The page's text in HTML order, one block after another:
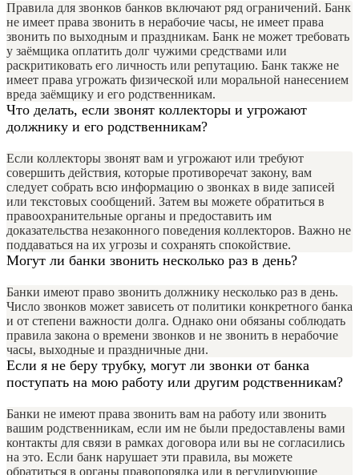
Правила для звонков банков включают ряд ограничений. Банк
не имеет права звонить в нерабочие часы, не имеет права
звонить по выходным и праздникам. Банк не может требовать
у заёмщика оплатить долг чужими средствами или
раскритиковать его личность или репутацию. Банк также не
имеет права угрожать физической или моральной нанесением
вреда заёмщику и его родственникам.
Что делать, если звонят коллекторы и угрожают
должнику и его родственникам?
Если коллекторы звонят вам и угрожают или требуют
совершить действия, которые противоречат закону, вам
следует собрать всю информацию о звонках в виде записей
или текстовых сообщений. Затем вы можете обратиться в
правоохранительные органы и предоставить им
доказательства незаконного поведения коллекторов. Важно не
поддаваться на их угрозы и сохранять спокойствие.
Могут ли банки звонить несколько раз в день?
Банки имеют право звонить должнику несколько раз в день.
Число звонков может зависеть от политики конкретного банка
и от степени важности долга. Однако они обязаны соблюдать
правила закона о времени звонков и не звонить в нерабочие
часы, выходные и праздничные дни.
Если я не беру трубку, могут ли звонки от банка
поступать на мою работу или другим родственникам?
Банки не имеют права звонить вам на работу или звонить
вашим родственникам, если им не были предоставлены вами
контакты для связи в рамках договора или вы не согласились
на это. Если банк нарушает эти правила, вы можете
обратиться в органы правопорядка или в регулирующие